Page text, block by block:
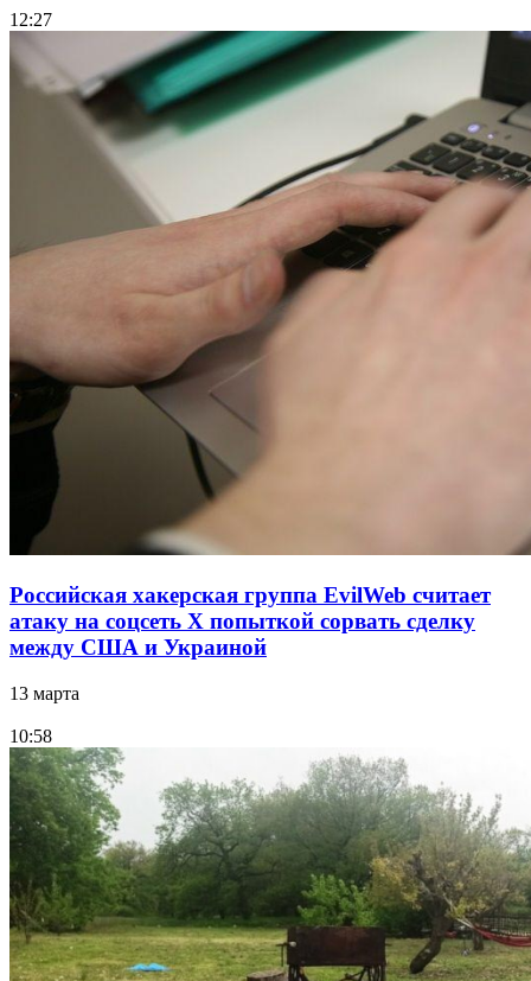
12:27
Российская хакерская группа EvilWeb считает
атаку на соцсеть Х попыткой сорвать сделку
между США и Украиной
13 марта
10:58